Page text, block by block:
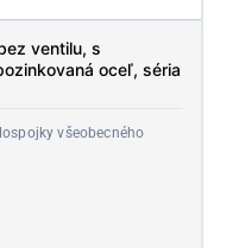
ventilu, s
oceľ, séria
všeobecného